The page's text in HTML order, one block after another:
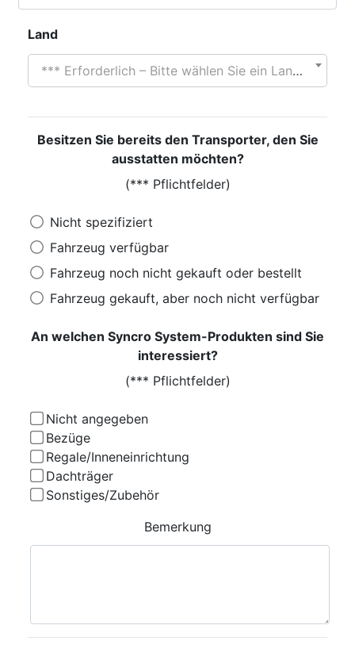
Land
*** Erforderlich – Bitte wählen Sie ein Land aus
Besitzen Sie bereits den Transporter, den Sie
ausstatten möchten?
(*** Pflichtfelder)
Nicht spezifiziert
Fahrzeug verfügbar
Fahrzeug noch nicht gekauft oder bestellt
Fahrzeug gekauft, aber noch nicht verfügbar
An welchen Syncro System-Produkten sind Sie
interessiert?
(*** Pflichtfelder)
Nicht angegeben
Bezüge
Regale/Inneneinrichtung
Dachträger
Sonstiges/Zubehör
Bemerkung